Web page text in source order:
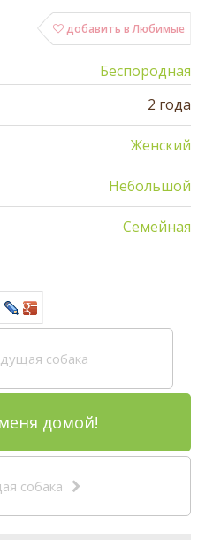
добавить в Любимые
Беспородная
2 года
Женский
Небольшой
Семейная
собака
домой!
собака